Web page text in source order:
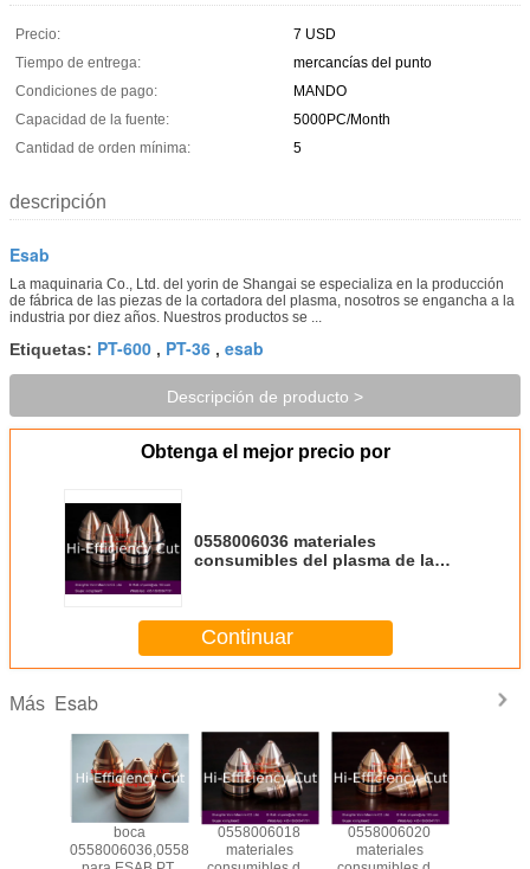
Precio:
7 USD
Tiempo de entrega:
mercancías del punto
Condiciones de pago:
MANDO
Capacidad de la fuente:
5000PC/Month
Cantidad de orden mínima:
5
descripción
Esab
La maquinaria Co., Ltd. del yorin de Shangai se especializa en la producción
de fábrica de las piezas de la cortadora del plasma, nosotros se engancha a la
industria por diez años. Nuestros productos se ...
Etiquetas: PT-600 , PT-36 , esab
Descripción de producto >
Obtenga el mejor precio por
0558006036 materiales
consumibles del plasma de la
Continuar
Más Esab
boca
0558006036,0558006030,0558006041
0558006018
materiales
0558006020
materiales